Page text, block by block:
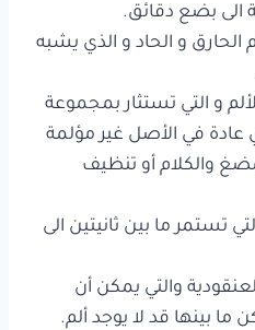
الى بضع دقائق.
الحارق و الحاد و الذي يشبه
و التي تستثار بمجموعة
عادة في الأصل غير مؤلمة
والكلام أو تنظيف
تستمر ما بين ثانيتين الى
والتي يمكن أن
ما بينها قد لا يوجد ألم.